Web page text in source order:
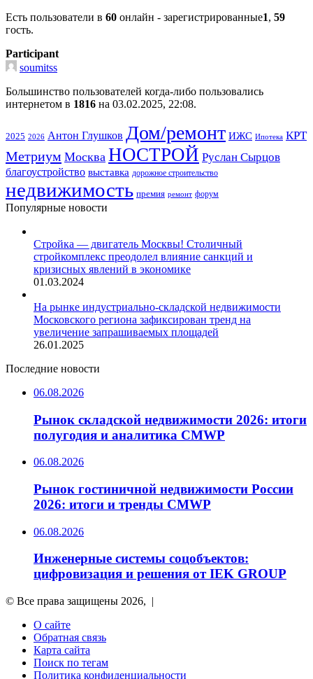
Есть пользователи в 60 онлайн - зарегистрированные1, 59
гость.
Participant
soumitss
Большинство пользователей когда-либо пользовались
интернетом в 1816 на 03.02.2025, 22:08.
2025 2026 Антон Глушков Дом/ремонт ИЖС Ипотека КРТ
Метриум Москва НОСТРОЙ Руслан Сырцов
благоустройство выставка дорожное строительство
недвижимость премия ремонт форум
Популярные новости
Стройка — двигатель Москвы! Столичный
стройкомплекс преодолел влияние санкций и
кризисных явлений в экономике
01.03.2024
На рынке индустриально-складской недвижимости
Московского региона зафиксирован тренд на
увеличение запрашиваемых площадей
26.01.2025
Последние новости
06.08.2026
Рынок складской недвижимости 2026: итоги
полугодия и аналитика CMWP
06.08.2026
Рынок гостиничной недвижимости России
2026: итоги и тренды CMWP
06.08.2026
Инженерные системы соцобъектов:
цифровизация и решения от IEK GROUP
© Все права защищены 2026, |
О сайте
Обратная связь
Карта сайта
Поиск по тегам
Политика конфиденциальности